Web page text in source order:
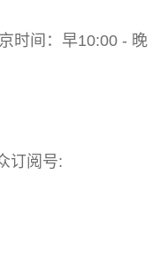
(1)
Chai (1)
(1)
(6)
时间：早10:00 - 晚
订阅号: